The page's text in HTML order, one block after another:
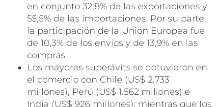
en conjunto 32,8% de las exportaciones y
55,5% de las importaciones. Por su parte,
la participación de la Unión Europea fue
de 10,3% de los envíos y de 13,9% en las
compras.
Los mayores superávits se obtuvieron en
el comercio con Chile (US$ 2.733
millones), Perú (US$ 1.562 millones) e
India (US$ 926 millones); mientras que los